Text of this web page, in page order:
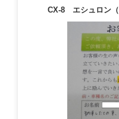
CX-8 エシュロン（